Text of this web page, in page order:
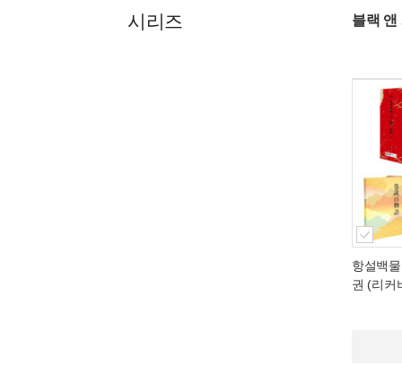
시리즈 블랙 앤
항설백
권 (리커